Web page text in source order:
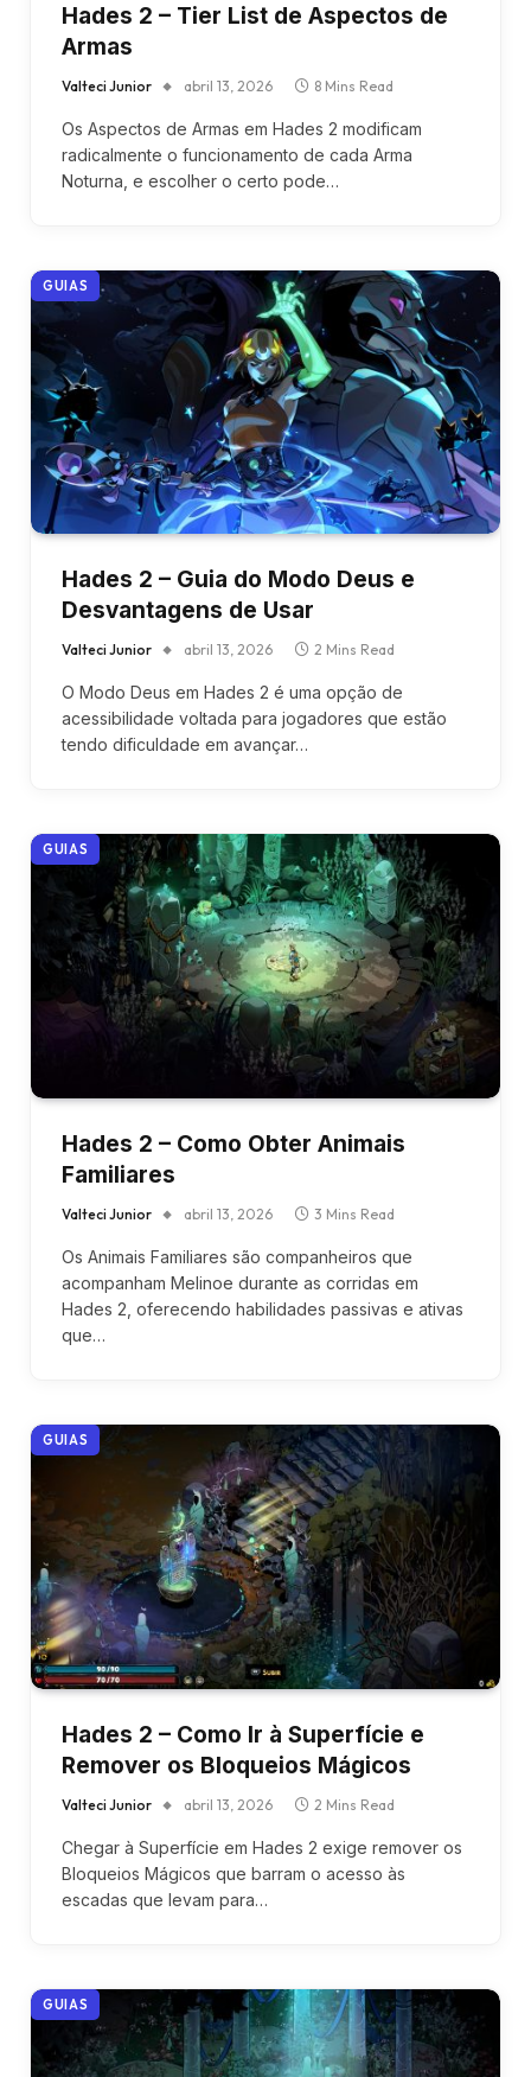
Hades 2 – Tier List de Aspectos de
Armas
Valteci Junior abril 13, 2026 8 Mins Read
Os Aspectos de Armas em Hades 2 modificam
radicalmente o funcionamento de cada Arma
Noturna, e escolher o certo pode…
GUIAS
Hades 2 – Guia do Modo Deus e
Desvantagens de Usar
Valteci Junior abril 13, 2026 2 Mins Read
O Modo Deus em Hades 2 é uma opção de
acessibilidade voltada para jogadores que estão
tendo dificuldade em avançar…
GUIAS
Hades 2 – Como Obter Animais
Familiares
Valteci Junior abril 13, 2026 3 Mins Read
Os Animais Familiares são companheiros que
acompanham Melinoe durante as corridas em
Hades 2, oferecendo habilidades passivas e ativas
que…
GUIAS
Hades 2 – Como Ir à Superfície e
Remover os Bloqueios Mágicos
Valteci Junior abril 13, 2026 2 Mins Read
Chegar à Superfície em Hades 2 exige remover os
Bloqueios Mágicos que barram o acesso às
escadas que levam para…
GUIAS